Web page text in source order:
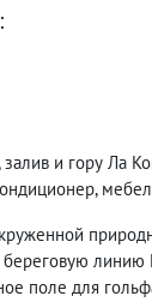
и гору Ла
линию
поле для